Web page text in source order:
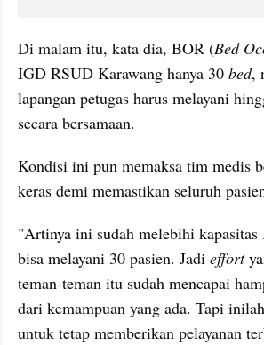
Di malam itu, kata dia, BOR (Bed
IGD RSUD Karawang hanya 30 bed,
lapangan petugas harus melayani
secara bersamaan.
Kondisi ini pun memaksa tim medis
keras demi memastikan seluruh
"Artinya ini sudah melebihi kapasitas
bisa melayani 30 pasien. Jadi effort
teman-teman itu sudah mencapai
dari kemampuan yang ada. Tapi
untuk tetap memberikan pelayanan